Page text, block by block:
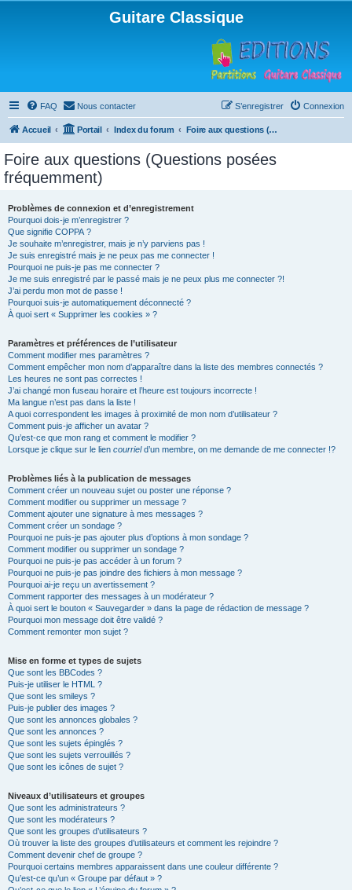
Guitare Classique
FAQ Nous contacter Connexion
S’enregistrer
Accueil Portail Index du forum Foire aux questions (Questions posées fréquemment)
Foire aux questions (Questions posées
fréquemment)
Problèmes de connexion et d’enregistrement
Pourquoi dois-je m’enregistrer ?
Que signifie COPPA ?
Je souhaite m’enregistrer, mais je n’y parviens pas !
Je suis enregistré mais je ne peux pas me connecter !
Pourquoi ne puis-je pas me connecter ?
Je me suis enregistré par le passé mais je ne peux plus me connecter ?!
J’ai perdu mon mot de passe !
Pourquoi suis-je automatiquement déconnecté ?
À quoi sert « Supprimer les cookies » ?
Paramètres et préférences de l’utilisateur
Comment modifier mes paramètres ?
Comment empêcher mon nom d’apparaître dans la liste des membres connectés ?
Les heures ne sont pas correctes !
J’ai changé mon fuseau horaire et l’heure est toujours incorrecte !
Ma langue n’est pas dans la liste !
A quoi correspondent les images à proximité de mon nom d’utilisateur ?
Comment puis-je afficher un avatar ?
Qu’est-ce que mon rang et comment le modifier ?
Lorsque je clique sur le lien courrield’un membre, on me demande de me connecter !?
Problèmes liés à la publication de messages
Comment créer un nouveau sujet ou poster une réponse ?
Comment modifier ou supprimer un message ?
Comment ajouter une signature à mes messages ?
Comment créer un sondage ?
Pourquoi ne puis-je pas ajouter plus d’options à mon sondage ?
Comment modifier ou supprimer un sondage ?
Pourquoi ne puis-je pas accéder à un forum ?
Pourquoi ne puis-je pas joindre des fichiers à mon message ?
Pourquoi ai-je reçu un avertissement ?
Comment rapporter des messages à un modérateur ?
À quoi sert le bouton « Sauvegarder » dans la page de rédaction de message ?
Pourquoi mon message doit être validé ?
Comment remonter mon sujet ?
Mise en forme et types de sujets
Que sont les BBCodes ?
Puis-je utiliser le HTML ?
Que sont les smileys ?
Puis-je publier des images ?
Que sont les annonces globales ?
Que sont les annonces ?
Que sont les sujets épinglés ?
Que sont les sujets verrouillés ?
Que sont les icônes de sujet ?
Niveaux d’utilisateurs et groupes
Que sont les administrateurs ?
Que sont les modérateurs ?
Que sont les groupes d’utilisateurs ?
Où trouver la liste des groupes d’utilisateurs et comment les rejoindre ?
Comment devenir chef de groupe ?
Pourquoi certains membres apparaissent dans une couleur différente ?
Qu’est-ce qu’un « Groupe par défaut » ?